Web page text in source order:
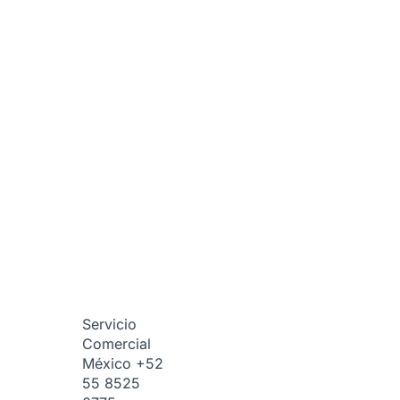
Servicio
Comercial
México +52
55 8525